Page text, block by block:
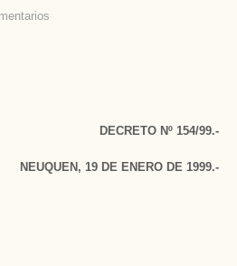
DECRETO Nº 154/99.-
NEUQUEN, 19 DE ENERO DE 1999.-